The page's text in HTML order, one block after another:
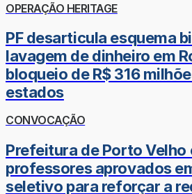
OPERAÇÃO HERITAGE
PF desarticula esquema
lavagem de dinheiro em
bloqueio de R$ 316
estados
CONVOCAÇÃO
Prefeitura de Porto Velho
professores aprovados
seletivo para reforçar a